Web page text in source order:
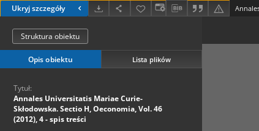
Ukryj szczegóły
Struktura obiektu
Opis obiektu Lista plików
Tytuł:
Annales Universitatis Mariae Curie-
Skłodowska. Sectio H, Oeconomia, Vol. 46
(2012), 4 - spis treści